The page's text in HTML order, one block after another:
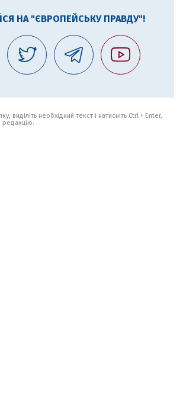
НА "ЄВРОПЕЙСЬКУ ПРАВДУ"!
виділіть необхідний текст і натисніть Ctrl + Enter,
редакцію.